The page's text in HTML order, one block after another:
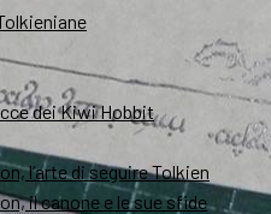
dei Kiwi Hobbit
l’arte di seguire Tolkien
il canone e le sue sfide